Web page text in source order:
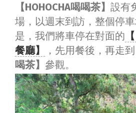
【HOHOCHA喝喝茶】 設有
場，以週末到訪，整個停
是，我們將車停在對面的
餐廳】
，先用餐後，再走到
喝茶】 參觀。